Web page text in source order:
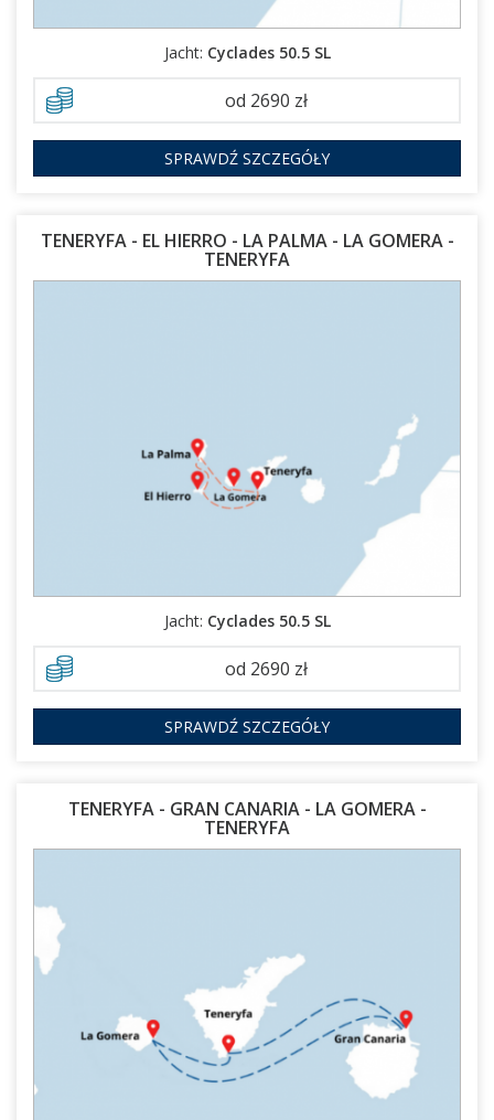
Jacht: Cyclades 50.5 SL
od 2690 zł
SPRAWDŹ SZCZEGÓŁY
TENERYFA - EL HIERRO - LA PALMA - LA GOMERA -
TENERYFA
31.01.2027 - 07.02.2027
28.02.2027 - 07.03.2027
Jacht: Cyclades 50.5 SL
od 2690 zł
SPRAWDŹ SZCZEGÓŁY
TENERYFA - GRAN CANARIA - LA GOMERA -
TENERYFA
17.01.2027 - 24.01.2027
07.02.2027 - 14.02.2027